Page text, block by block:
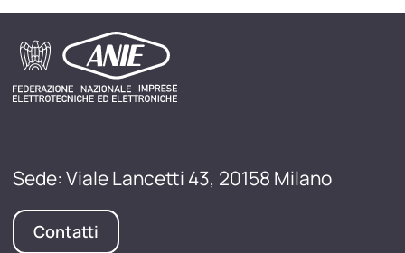
Sede: Viale Lancetti 43, 20158 Milano
Contatti